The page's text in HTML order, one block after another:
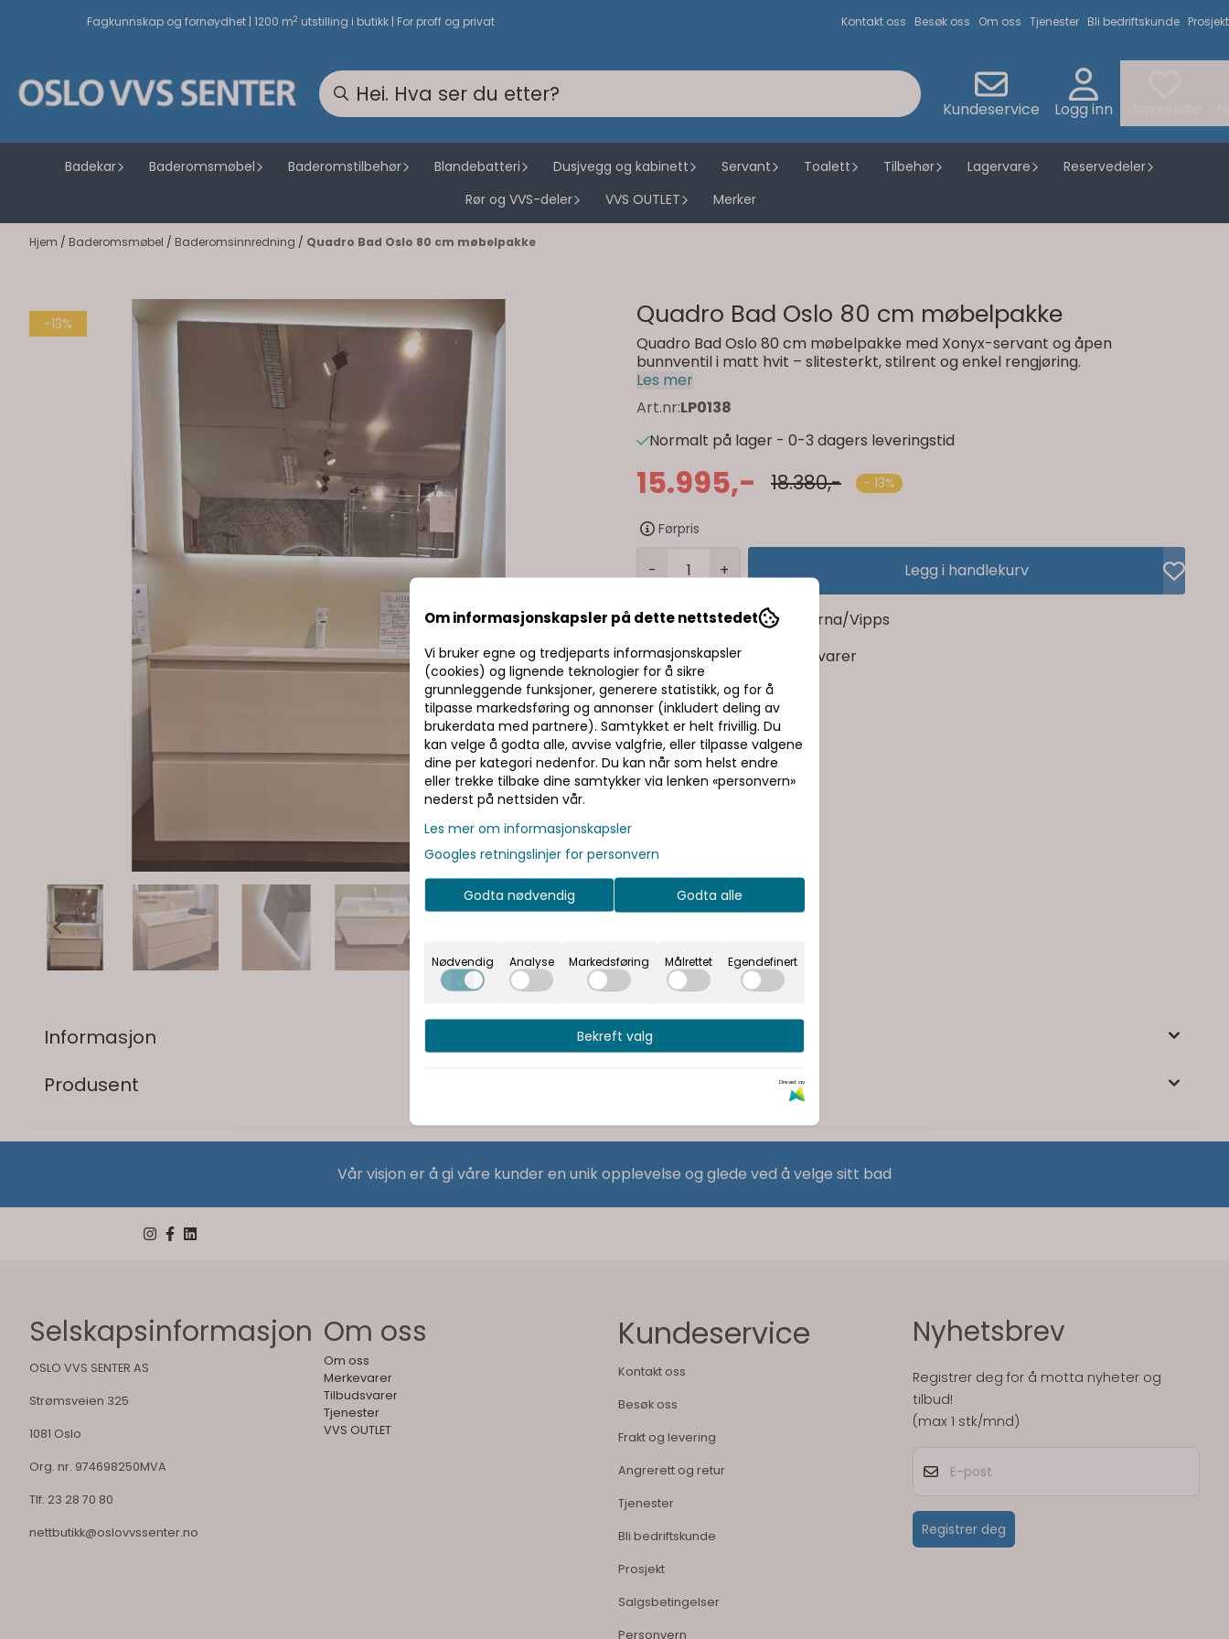
Hopp til innholdFagkunnskap og fornøydhet | 1200 m2 utstilling i butikk | For proff og privat Kontakt oss Besøk oss Om oss Tjenester Bli bedriftskunde Prosjekt
Kundeservice Logg inn
Badekar Baderomsmøbel Baderomstilbehør Blandebatteri Dusjvegg og kabinett Servant Toalett Tilbehør Lagervare
Reservedeler
Rør og VVS-deler
VVS OUTLET Merker
Hjem / Baderomsmøbel / Baderomsinnredning / Quadro Bad Oslo 80 cm møbelpakke
-13% Quadro Bad Oslo 80 cm møbelpakke
Quadro Bad Oslo 80 cm møbelpakke med Xonyx-servant og åpen
bunnventil i matt hvit – slitesterkt, stilrent og enkel rengjøring.
Les mer
Art.nr:LP0138
Normalt på lager - 0-3 dagers leveringstid
15.995,- 18.380,- - 13%
Førpris
- + Legg i handlekurv
Trygg handel med Klarna/Vipps
Rask levering av lagervarer
Halv pris på frakt
Informasjon
Produsent
Vår visjon er å gi våre kunder en unik opplevelse og glede ved å velge sitt bad
Selskapsinformasjon
OSLO VVS SENTER AS
Strømsveien 325
1081 Oslo
Org. nr. 974698250MVA
Tlf: 23 28 70 80
nettbutikk@oslovvssenter.no
Om oss
Om oss
Merkevarer
Tilbudsvarer
Tjenester
VVS OUTLET
Kundeservice
Kontakt oss
Besøk oss
Frakt og levering
Angrerett og retur
Tjenester
Bli bedriftskunde
Prosjekt
Salgsbetingelser
Personvern
Nyhetsbrev
Registrer deg for å motta nyheter og
tilbud!
(max 1 stk/mnd)
Registrer deg
Om informasjonskapsler på dette nettstedet
Vi bruker egne og tredjeparts informasjonskapsler
(cookies) og lignende teknologier for å sikre
grunnleggende funksjoner, generere statistikk, og for å
tilpasse markedsføring og annonser (inkludert deling av
brukerdata med partnere). Samtykket er helt frivillig. Du
kan velge å godta alle, avvise valgfrie, eller tilpasse valgene
dine per kategori nedenfor. Du kan når som helst endre
eller trekke tilbake dine samtykker via lenken «personvern»
nederst på nettsiden vår.
Les mer om informasjonskapsler
Googles retningslinjer for personvern
Godta nødvendig Godta alle
Nødvendig Analyse Markedsføring Målrettet Egendefinert
Bekreft valg
Drevet av